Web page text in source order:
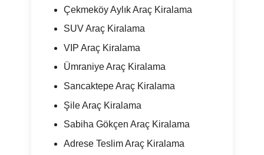
Çekmeköy Aylık Araç Kiralama
SUV Araç Kiralama
VIP Araç Kiralama
Ümraniye Araç Kiralama
Sancaktepe Araç Kiralama
Şile Araç Kiralama
Sabiha Gökçen Araç Kiralama
Adrese Teslim Araç Kiralama